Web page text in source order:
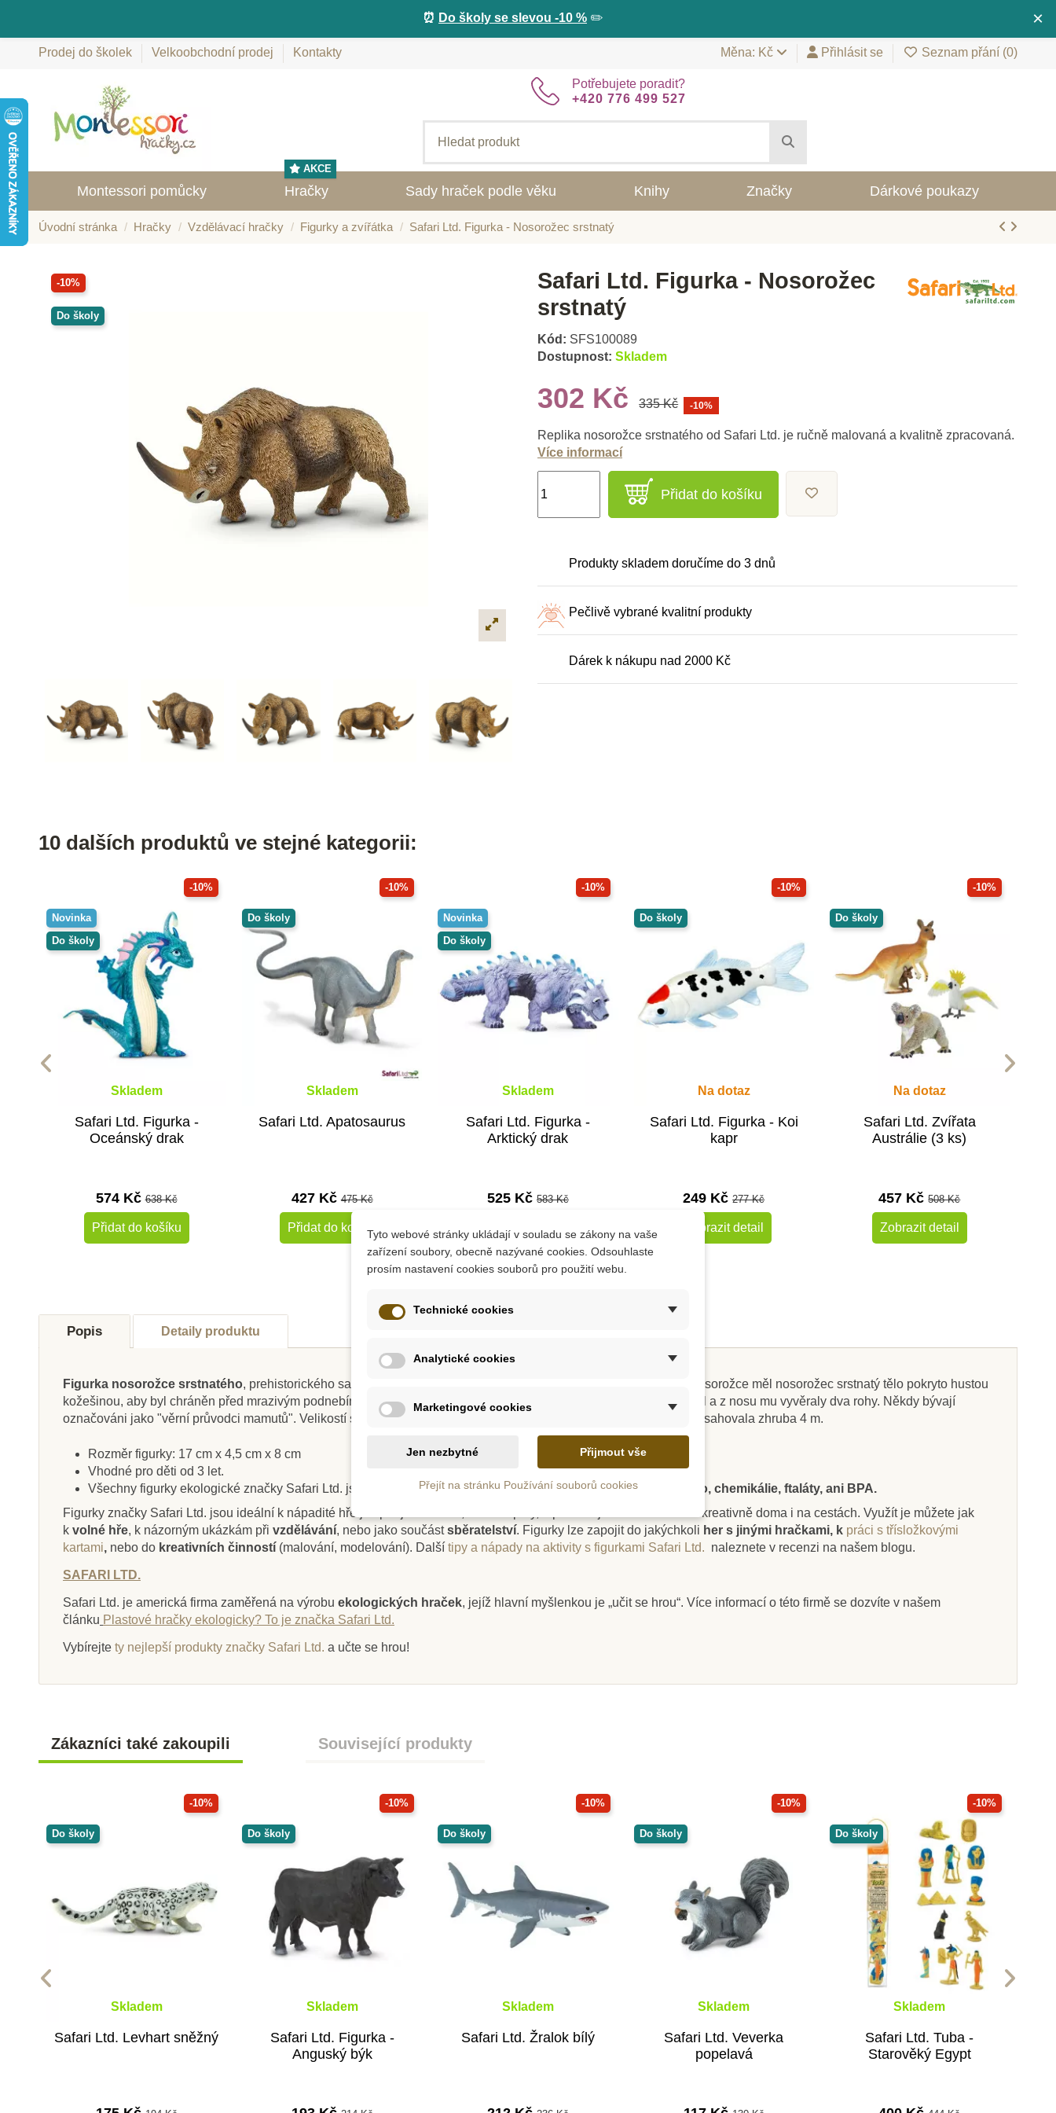
×
⏰ Do školy se slevou -10 % ✏️
Prodej do školek Velkoobchodní prodej Kontakty Měna: Kč Přihlásit se Seznam přání (0)
Potřebujete poradit?
+420 776 499 527
Montessori pomůcky Hračky
AKCE
Sady hraček podle věku Knihy Značky Dárkové poukazy
Úvodní stránka Hračky Vzdělávací hračky Figurky a zvířátka Safari Ltd. Figurka - Nosorožec srstnatý
-10%
Do školy
Safari Ltd. Figurka - Nosorožec
srstnatý
Kód: SFS100089
Dostupnost: Skladem
302 Kč 335 Kč -10%
Replika nosorožce srstnatého od Safari Ltd. je ručně malovaná a kvalitně zpracovaná.
Více informací
Přidat do košíku
Produkty skladem doručíme do 3 dnů
Pečlivě vybrané kvalitní produkty
Dárek k nákupu nad 2000 Kč
10 dalších produktů ve stejné kategorii:
-10%
Novinka
Do školy
Skladem
Safari Ltd. Figurka -
Oceánský drak
574 Kč638 Kč
Přidat do košíku
-10%
Do školy
Skladem
Safari Ltd. Apatosaurus
427 Kč475 Kč
Přidat do košíku
-10%
Novinka
Do školy
Skladem
Safari Ltd. Figurka -
Arktický drak
525 Kč 583 Kč
Přidat do košíku
-10%
Do školy
Na dotaz
Safari Ltd. Figurka - Koi
kapr
249 Kč277 Kč
Zobrazit detail
-10%
Do školy
Na dotaz
Safari Ltd. Zvířata
Austrálie (3 ks)
457 Kč508 Kč
Zobrazit detail
Do školy
Skladem
Safari Ltd. Ve vodě
Přidat do košíku
Do školy
Na dotaz
Safari Ltd. Figurka -
Sviňucha kalifornská
Zobrazit detail
Do školy
Skladem
Safari Ltd. Ovečka
Do školy
Skladem
PlanToys Delfín
Safari Ltd. Poušť - Good
Luck Minis Funpack
Popis Detaily produktu
Figurka nosorožce srstnatého, prehistorického savce, připomínajícího
dnešního nosorožce. Avšak na rozdíl od nosorožce měl nosorožec srstnatý tělo pokryto hustou
kožešinou, aby byl chráněn před mrazivým podnebím doby ledové. Na zádech měl nosorožec srstnatý výrazný hrbol a z nosu mu vyvěraly dva rohy. Někdy bývají
označováni jako "věrní průvodci mamutů". Velikostí se nosorožci srstnatí blížili dnešním slonům. Délka jejich těla dosahovala zhruba 4 m.
Rozměr figurky: 17 cm x 4,5 cm x 8 cm
Vhodné pro děti od 3 let.
Všechny figurky ekologické značky Safari Ltd. jsou
ručně zpracované,netoxické, neobsahují škodlivé olovo, chemikálie, ftaláty, ani BPA.
Figurky značky Safari Ltd. jsou ideální k nápadité hře jak pro jednotlivce, tak i skupiny, a pomáhají tak dětem hrát si kreativně doma i na cestách. Využít je můžete jak
k volné hře, k názorným ukázkám při vzdělávání, nebo jako součástsběratelství. Figurky lze zapojit do jakýchkoli her s jinými hračkami, k práci s třísložkovými
kartami, nebo do kreativních činností (malování, modelování). Další tipy a nápady na aktivity s figurkami Safari Ltd. naleznete v recenzi na našem blogu.
SAFARI LTD.
Safari Ltd. je americká firma zaměřená na výrobu ekologických hraček, jejíž hlavní myšlenkou je „učit se hrou“. Více informací o této firmě se dozvíte v našem
článku Plastové hračky ekologicky? To je značka Safari Ltd.
Vybírejte ty nejlepší produkty značky Safari Ltd. a učte se hrou!
Zákazníci také zakoupili Související produkty
-10%
Do školy
Skladem
Safari Ltd. Levhart sněžný
-10%
Do školy
Skladem
Safari Ltd. Figurka -
Anguský býk
-10%
Do školy
Skladem
Safari Ltd. Žralok bílý
-10%
Do školy
Skladem
Safari Ltd. Veverka
popelavá
-10%
Do školy
Skladem
Safari Ltd. Tuba -
Starověký Egypt
Tyto webové stránky ukládají v souladu se zákony na vaše
zařízení soubory, obecně nazývané cookies. Odsouhlaste
prosím nastavení cookies souborů pro použití webu.
Technické cookies
Analytické cookies
Marketingové cookies
Jen nezbytné Přijmout vše
Přejít na stránku Používání souborů cookies